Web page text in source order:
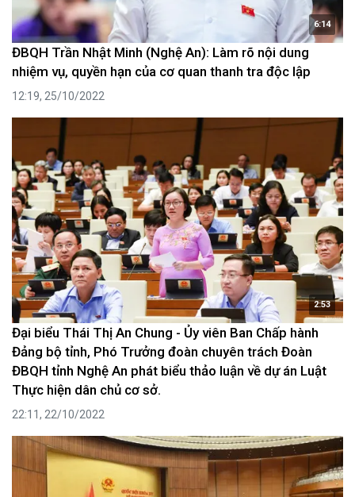
6:14
ĐBQH Trần Nhật Minh (Nghệ An): Làm rõ nội dung
nhiệm vụ, quyền hạn của cơ quan thanh tra độc lập
12:19, 25/10/2022
2:53
Đại biểu Thái Thị An Chung - Ủy viên Ban Chấp hành
Đảng bộ tỉnh, Phó Trưởng đoàn chuyên trách Đoàn
ĐBQH tỉnh Nghệ An phát biểu thảo luận về dự án Luật
Thực hiện dân chủ cơ sở.
22:11, 22/10/2022